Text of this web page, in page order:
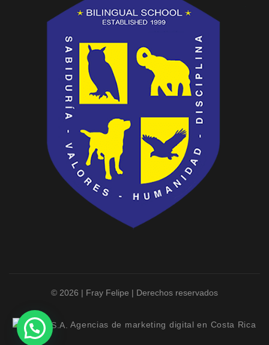
© 2026 | Fray Felipe | Derechos reservados
Agencias de marketing digital en Costa Rica